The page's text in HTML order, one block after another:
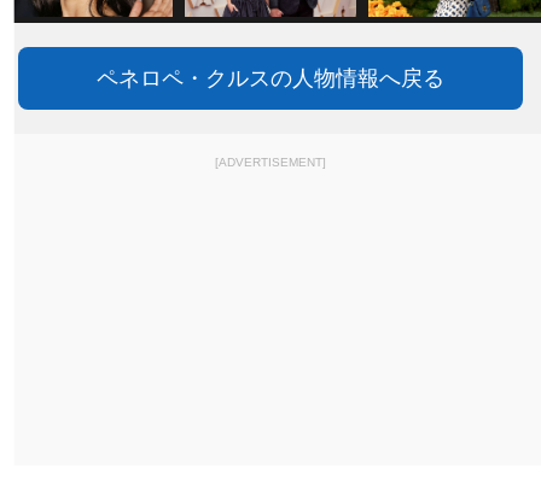
ペネロペ・クルスの人物情報へ戻る
[ADVERTISEMENT]